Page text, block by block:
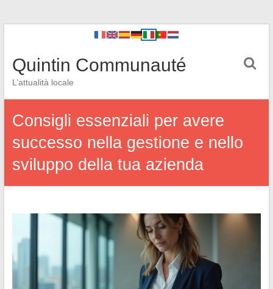
Quintin Communauté
L’attualità locale
Consigli essenziali per avere
successo nella gestione e nello
sviluppo della tua azienda